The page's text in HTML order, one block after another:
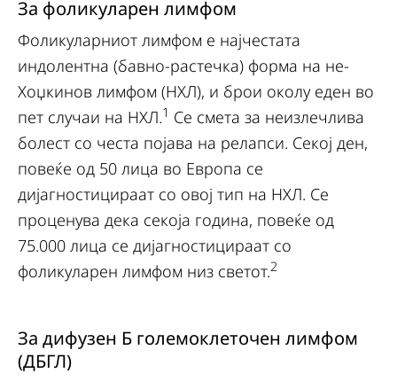
За фоликуларен лимфом
Фоликуларниот лимфом е најчестата
индолентна (бавно-растечка) форма на не-
Хоџкинов лимфом (НХЛ), и брои околу еден во
пет случаи на НХЛ.1 Се смета за неизлечлива
болест со честа појава на релапси. Секој ден,
повеќе од 50 лица во Европа се
дијагностицираат со овој тип на НХЛ. Се
проценува дека секоја година, повеќе од
75.000 лица се дијагностицираат со
фоликуларен лимфом низ светот.2
За дифузен Б големоклеточен лимфом
(ДБГЛ)